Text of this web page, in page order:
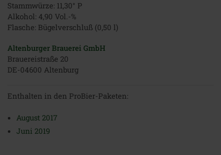
Stammwürze: 11,30° P
Alkohol: 4,90 Vol.-%
Flasche: Bügelverschluß (0,50 l)
Altenburger Brauerei GmbH
Brauereistraße 20
DE-04600 Altenburg
Enthalten in den ProBier-Paketen:
August 2017
Juni 2019